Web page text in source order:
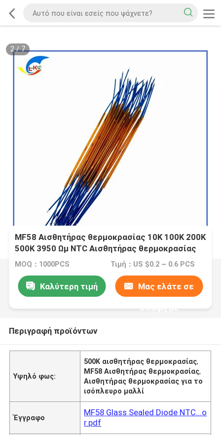
2/7
MF58 Αισθητήρας θερμοκρασίας 10K 100K 200K
500K 3950 Ωμ NTC Αισθητήρας θερμοκρασίας
Διοδίου Αισθητήρας επεξεργασίας θερμιστήρα
MOQ：1000PCS Τιμή：US $0.2 ~ 0.6 PCS
Καλύτερη τιμή Μας ελάτε σε
επαφή με
Περιγραφή προϊόντων
Υψηλό φως:
500K αισθητήρας θερμοκρασίας,
ΜF58 Αισθητήρας θερμοκρασίας,
Αισθητήρας θερμοκρασίας για το
ισόπλευρο μαλλί
Έγγραφο
MF58 Glass Sealed Diode NTC...o
r.pdf